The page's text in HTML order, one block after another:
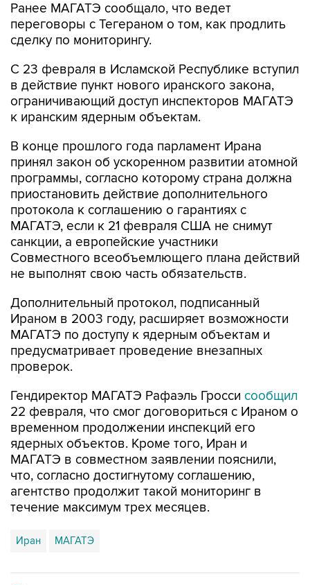
Ранее МАГАТЭ сообщало, что ведет
переговоры с Тегераном о том, как продлить
сделку по мониторингу.
С 23 февраля в Исламской Республике вступил
в действие пункт нового иранского закона,
ограничивающий доступ инспекторов МАГАТЭ
к иранским ядерным объектам.
В конце прошлого года парламент Ирана
принял закон об ускоренном развитии атомной
программы, согласно которому страна должна
приостановить действие дополнительного
протокола к соглашению о гарантиях с
МАГАТЭ, если к 21 февраля США не снимут
санкции, а европейские участники
Совместного всеобъемлющего плана действий
не выполнят свою часть обязательств.
Дополнительный протокол, подписанный
Ираном в 2003 году, расширяет возможности
МАГАТЭ по доступу к ядерным объектам и
предусматривает проведение внезапных
проверок.
Гендиректор МАГАТЭ Рафаэль Гросси сообщил
22 февраля, что смог договориться с Ираном о
временном продолжении инспекций его
ядерных объектов. Кроме того, Иран и
МАГАТЭ в совместном заявлении пояснили,
что, согласно достигнутому соглашению,
агентство продолжит такой мониторинг в
течение максимум трех месяцев.
Иран МАГАТЭ